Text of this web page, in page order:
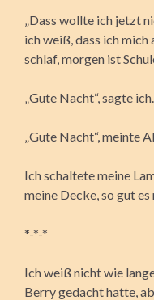
„Dass wollte ich jetzt
ich weiß, dass ich
schlaf, morgen ist
„Gute Nacht“, sagte ich.
„Gute Nacht“, meinte
Ich schaltete meine
meine Decke, so gut
*-*-*
Ich weiß nicht wie
Berry gedacht hatte,